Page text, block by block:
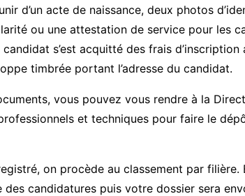
d’un acte de naissance, deux photos
ou une attestation de service pour les
s’est acquitté des frais d’inscription
timbrée portant l’adresse du candidat.
vous pouvez vous rendre à la
et techniques pour faire le
on procède au classement par filière.
candidatures puis votre dossier sera